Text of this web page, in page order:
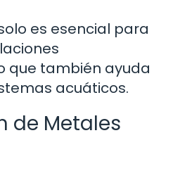
es esencial para
que también ayuda
acuáticos.
de Metales